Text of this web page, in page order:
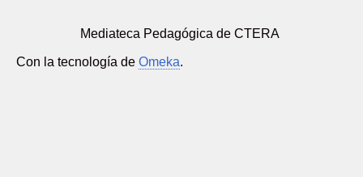
Mediateca Pedagógica de CTERA
Con la tecnología de Omeka.